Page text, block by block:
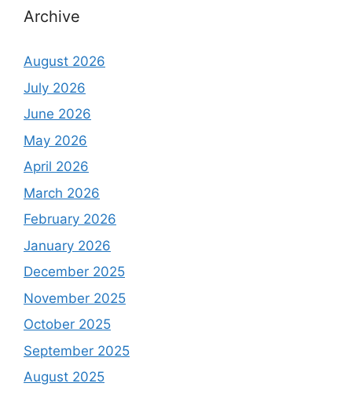
Archive
August 2026
July 2026
June 2026
May 2026
April 2026
March 2026
February 2026
January 2026
December 2025
November 2025
October 2025
September 2025
August 2025